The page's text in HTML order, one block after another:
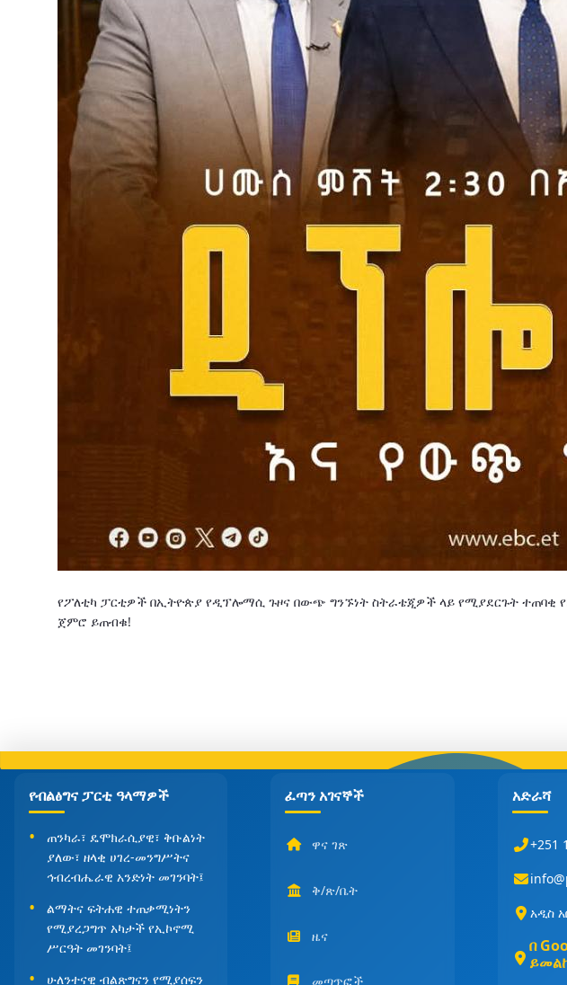
የፖለቲካ ፓርቲዎች በኢትዮጵያ የዲፕሎማሲ ጉዞና በውጭ ግንኙነት ስትራቴጂዎች ላይ የሚያደርጉት ተጠባቂ
ጀምሮ ይጠብቁ!
የብልፅግና ፓርቲ ዓላማዎች
ጠንካራ፣ ዴሞክራሲያዊ፣ ቅቡልነት
ያለው፣ ዘላቂ ሀገረ-መንግሥትና
ኅብረብሔራዊ አንድነት መገንባት፤
ልማትና ፍትሐዊ ተጠቃሚነትን
የሚያረጋግጥ አካታች የኢኮኖሚ
ሥርዓት መገንባት፤
ሁለንተናዊ ብልጽግናን የሚያሰፍን
ፈጣን አገናኞች
ዋና ገጽ
ቅ/ጽ/ቤት
ዜና
መጣጥፎች
አድራሻ
+251
አዲስ
በ